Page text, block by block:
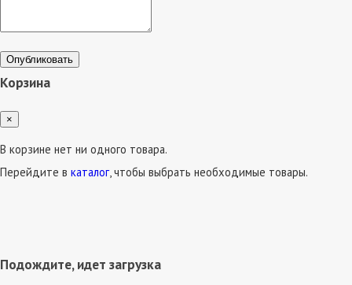
Опубликовать
Корзина
×
В корзине нет ни одного товара.
Перейдите в каталог, чтобы выбрать необходимые товары.
Подождите, идет загрузка